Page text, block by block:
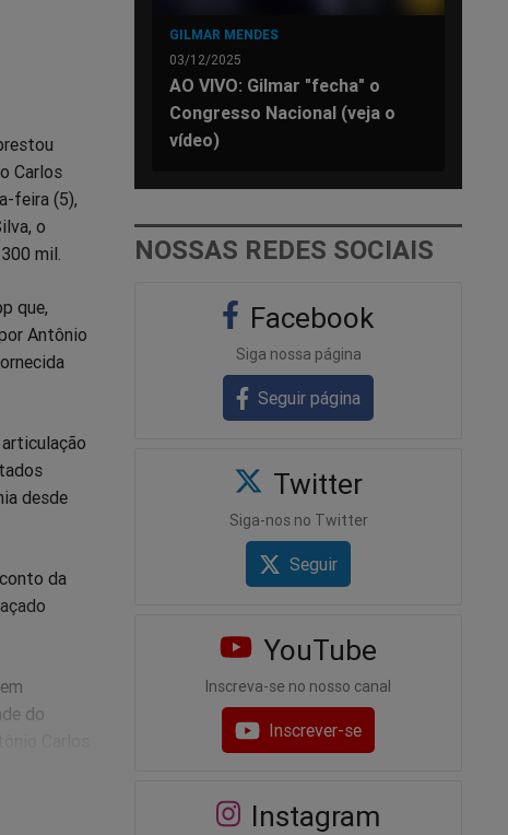
Carlos
feira (5),
o
mil.
que,
Antônio
desde
da
do
GILMAR MENDES
03/12/2025
AO VIVO: Gilmar "fecha" o
Congresso Nacional (veja o
vídeo)
NOSSAS REDES SOCIAIS
Facebook
Siga nossa página
Seguir página
Twitter
Siga-nos no Twitter
Seguir
YouTube
Inscreva-se no nosso canal
Inscrever-se
Instagram